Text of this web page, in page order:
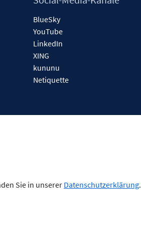
BlueSky
YouTube
LinkedIn
XING
kununu
Netiquette
Sie in unserer Datenschutzerklärung.